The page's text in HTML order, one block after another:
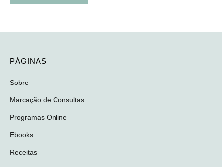
PÁGINAS
Sobre
Marcação de Consultas
Programas Online
Ebooks
Receitas